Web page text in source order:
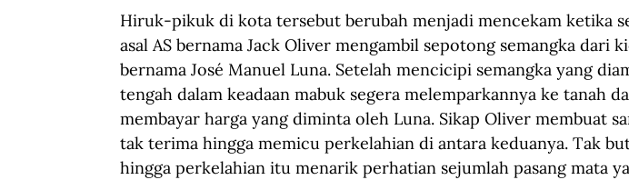
Hiruk-pikuk di kota tersebut berubah menjadi mencekam ketika
asal AS bernama Jack Oliver mengambil sepotong semangka dari
bernama José Manuel Luna. Setelah mencicipi semangka yang
tengah dalam keadaan mabuk segera melemparkannya ke tanah
membayar harga yang diminta oleh Luna. Sikap Oliver membuat
tak terima hingga memicu perkelahian di antara keduanya. Tak
hingga perkelahian itu menarik perhatian sejumlah pasang mata